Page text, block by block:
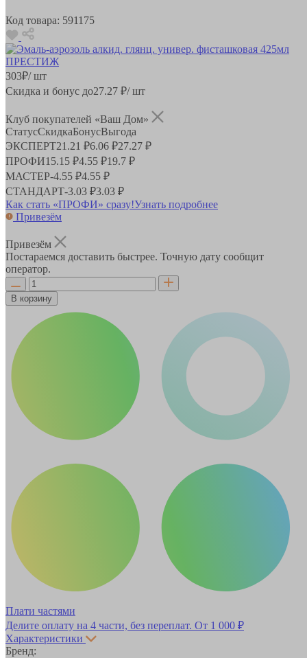
Код товара: 591175
303₽/ шт
Скидка и бонус до27.27 ₽/ шт
Клуб покупателей «Ваш Дом»
СтатусСкидкаБонусВыгода
ЭКСПЕРТ21.21 ₽6.06 ₽27.27 ₽
ПРОФИ15.15 ₽4.55 ₽19.7 ₽
МАСТЕР-4.55 ₽4.55 ₽
СТАНДАРТ-3.03 ₽3.03 ₽
Как стать «ПРОФИ» сразу!Узнать подробнее
Привезём
Привезём
Постараемся доставить быстрее. Точную дату сообщит
оператор.
В корзину
Плати частями
Делите оплату на 4 части, без переплат. От 1 000 ₽
Характеристики
Бренд: